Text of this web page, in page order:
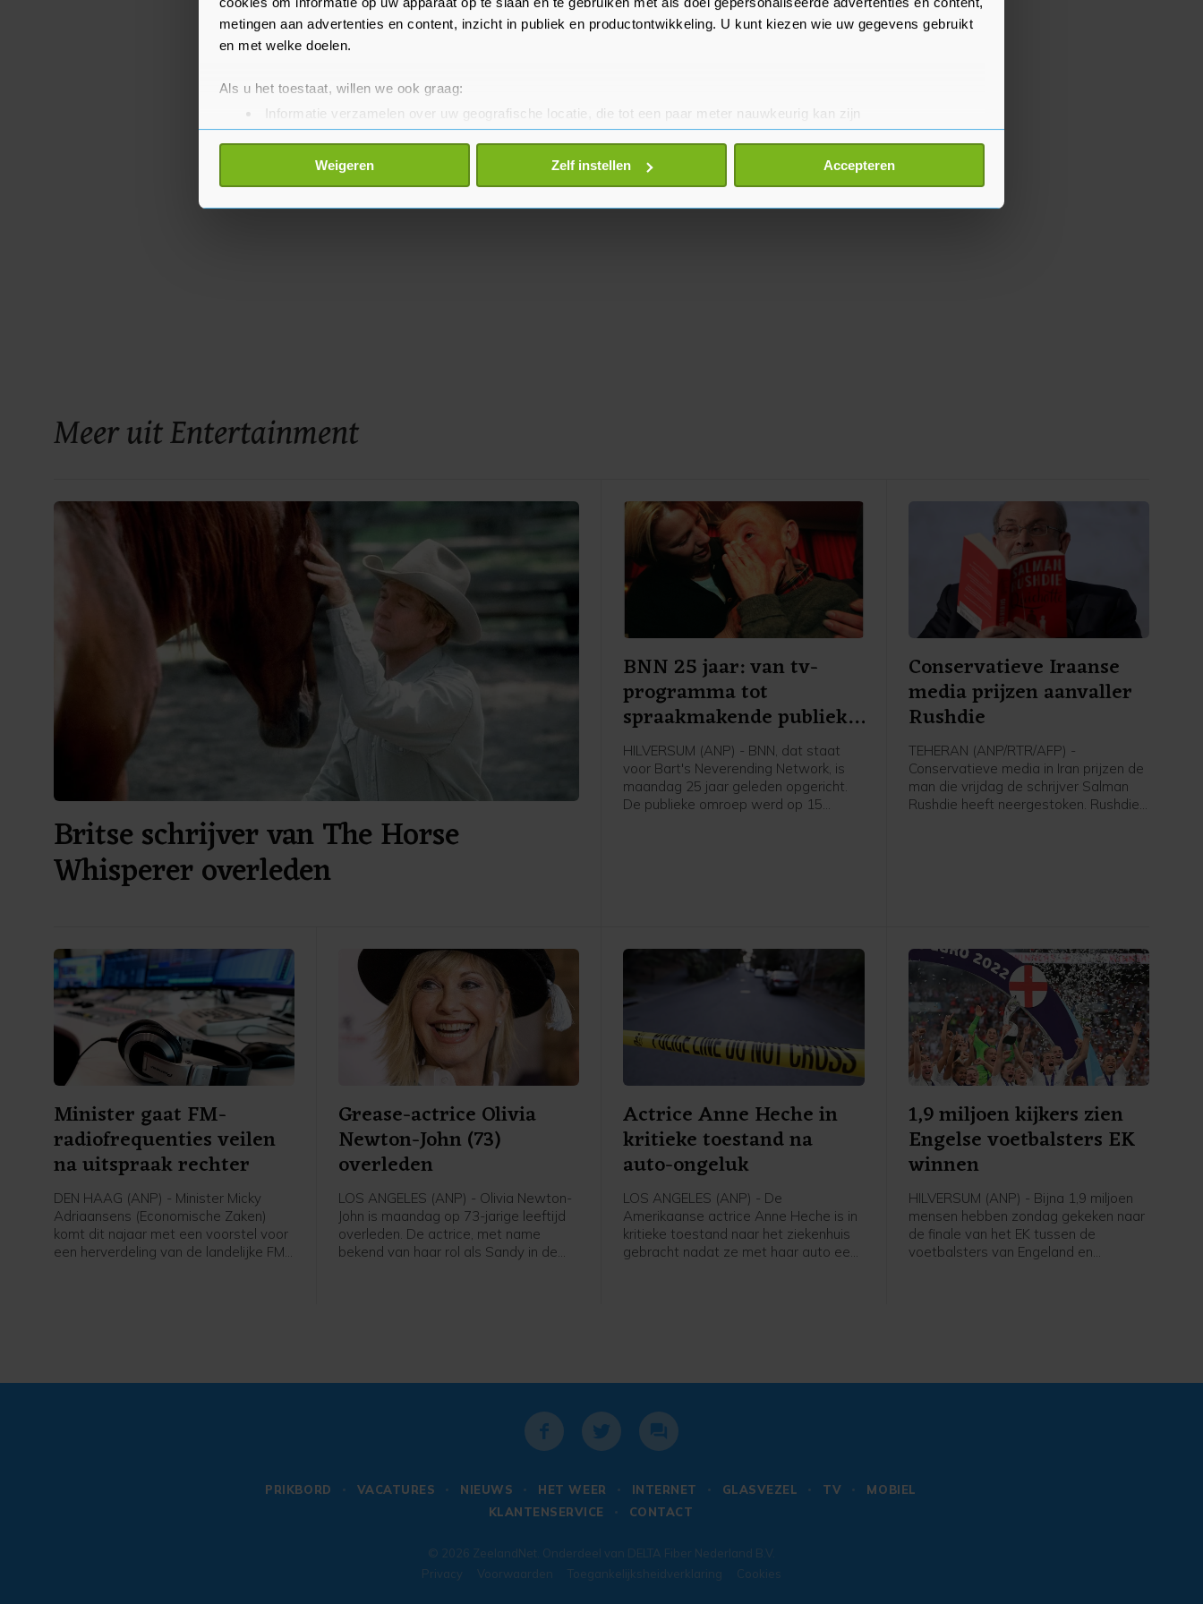
metingen aan advertenties en content, inzicht in publiek en productontwikkeling. U kunt kiezen wie uw gegevens gebruikt
en met welke doelen.
Als u het toestaat, willen we ook graag:
Informatie verzamelen over uw geografische locatie, die tot een paar meter nauwkeurig kan zijn
Uw apparaat identificeren door het actief te scannen op specifieke eigenschappen (fingerprinting)
Lees meer over hoe uw persoonlijke gegevens worden verwerkt en stel uw voorkeuren in het
detailgedeelte
toestemming op elk moment wijzigen of intrekken in de Cookieverklaring.
Weigeren Zelf instellen Accepteren
Meer uit Entertainment
Britse schrijver van The Horse
Whisperer overleden
BNN 25 jaar: van tv-
programma tot
spraakmakende publieke
omroep
HILVERSUM (ANP) - BNN, dat staat
voor Bart's Neverending Network, is
maandag 25 jaar geleden opgericht.
De publieke omroep werd op 15
Conservatieve Iraanse
media prijzen aanvaller
Rushdie
TEHERAN (ANP/RTR/AFP) -
Conservatieve media in Iran prijzen de
man die vrijdag de schrijver Salman
Rushdie heeft neergestoken. Rushdie
Minister gaat FM-
radiofrequenties veilen
na uitspraak rechter
DEN HAAG (ANP) - Minister Micky
Adriaansens (Economische Zaken)
komt dit najaar met een voorstel voor
een herverdeling van de landelijke FM-
Grease-actrice Olivia
Newton-John (73)
overleden
LOS ANGELES (ANP) - Olivia Newton-
John is maandag op 73-jarige leeftijd
overleden. De actrice, met name
bekend van haar rol als Sandy in de
Actrice Anne Heche in
kritieke toestand na
auto-ongeluk
LOS ANGELES (ANP) - De
Amerikaanse actrice Anne Heche is in
kritieke toestand naar het ziekenhuis
gebracht nadat ze met haar auto een
1,9 miljoen kijkers zien
Engelse voetbalsters EK
winnen
HILVERSUM (ANP) - Bijna 1,9 miljoen
mensen hebben zondag gekeken naar
de finale van het EK tussen de
voetbalsters van Engeland en
PRIKBORD VACATURES NIEUWS HET WEER INTERNET GLASVEZEL TV
MOBIEL
KLANTENSERVICE
CONTACT
© 2026 ZeelandNet . Onderdeel van DELTA Fiber Nederland B.V.
Privacy
Voorwaarden Toegankelijksheidverklaring Cookies